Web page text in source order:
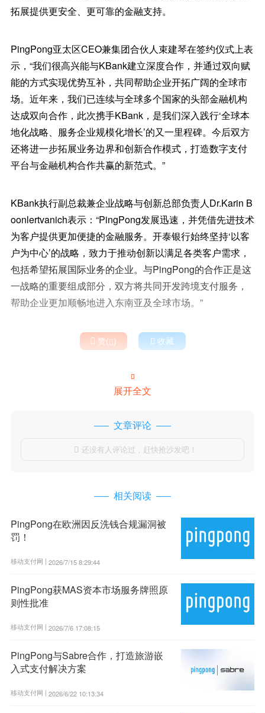
拓展提供更安全、更可靠的金融支持。
PingPong亚太区CEO兼集团合伙人束建琴在签约仪式上表
示，“我们很高兴能与KBank建立深度合作，并通过双向赋
能的方式实现优势互补，共同帮助企业开拓广阔的全球市
场。近年来，我们已连续与全球多个国家的头部金融机构
达成双向合作，此次携手KBank，是我们深入践行‘全球本
地化战略、服务企业规模化增长’的又一里程碑。今后双方
还将进一步拓展业务边界和创新合作模式，打造数字支付
平台与金融机构合作共赢的新范式。”
KBank执行副总裁兼企业战略与创新总部负责人Dr.Karin B
oonlertvanich表示：“PingPong发展迅速，并凭借先进技术
为客户提供更加便捷的金融服务。开泰银行始终坚持‘以客
户为中心’的战略，致力于推动创新以满足各类客户需求，
包括希望拓展国际业务的企业。与PingPong的合作正是这
一战略的重要组成部分，双方将共同开发跨境支付服务，
帮助企业更加顺畅地进入东南亚及全球市场。”
 赞()  收藏

展开全文
文章评论
 还没有人评论过，赶快抢沙发吧！
相关阅读
PingPong在欧洲因反洗钱合规漏洞被
罚！
移动支付网 | 2026/7/15 8:29:44
PingPong获MAS资本市场服务牌照原
则性批准
移动支付网 | 2026/7/6 17:08:15
PingPong与Sabre合作，打造旅游嵌
入式支付解决方案
移动支付网 | 2026/6/22 10:13:34